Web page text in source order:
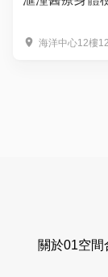
海洋中心12樓
關於01空間